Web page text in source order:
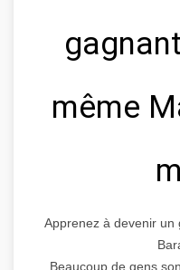
même
Apprenez à devenir un
Beaucoup de gens